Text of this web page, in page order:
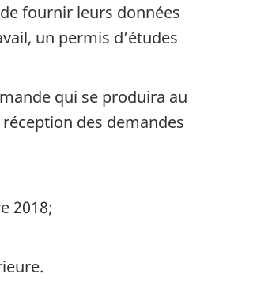
fournir leurs données
un permis d’études
qui se produira au
des demandes
2018;